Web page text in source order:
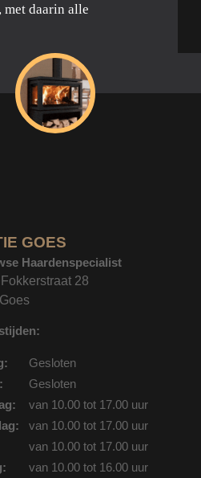
met daarin alle
GOES
Haardenspecialist
28
Gesloten
Gesloten
van 10.00 tot 17.00 uur
van 10.00 tot 17.00 uur
van 10.00 tot 17.00 uur
van 10.00 tot 16.00 uur